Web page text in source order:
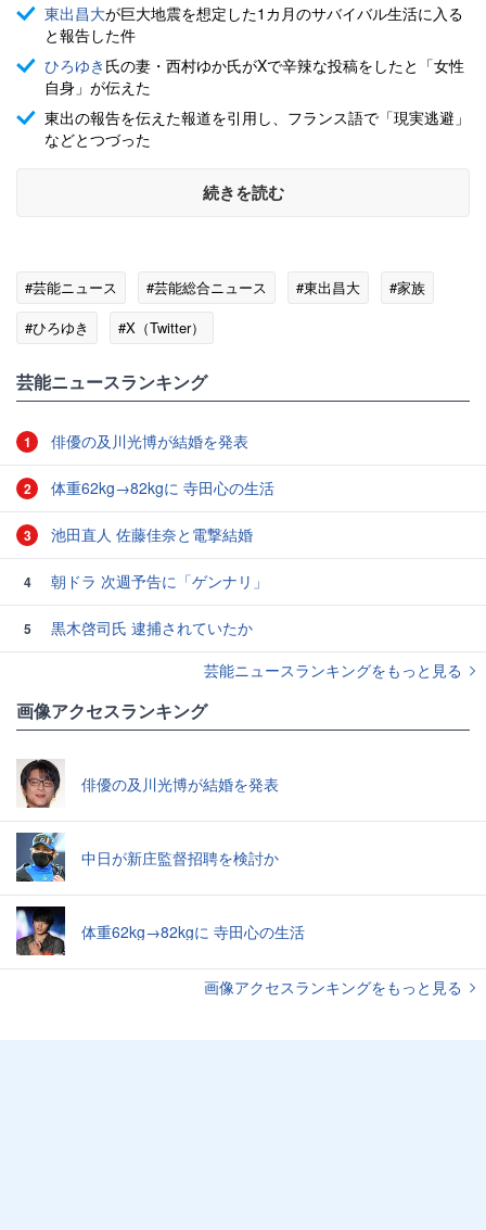
東出昌大が巨大地震を想定した1カ月のサバイバル生活に入る
と報告した件
ひろゆき 氏の妻・西村ゆか氏がXで辛辣な投稿をしたと「女性
自身」が伝えた
東出の報告を伝えた報道を引用し、フランス語で「現実逃避」
などとつづった
続きを読む
#芸能ニュース #芸能総合ニュース #東出昌大
#家族
#ひろゆき
#X（Twitter）
芸能ニュースランキング
1 俳優の及川光博が結婚を発表
2 体重62kg→82kgに 寺田心の生活
3 池田直人 佐藤佳奈と電撃結婚
4 朝ドラ 次週予告に「ゲンナリ」
5
黒木啓司氏 逮捕されていたか
芸能ニュースランキングをもっと見る
画像アクセスランキング
俳優の及川光博が結婚を発表
中日が新庄監督招聘を検討か
体重62kg→82kgに 寺田心の生活
画像アクセスランキングをもっと見る